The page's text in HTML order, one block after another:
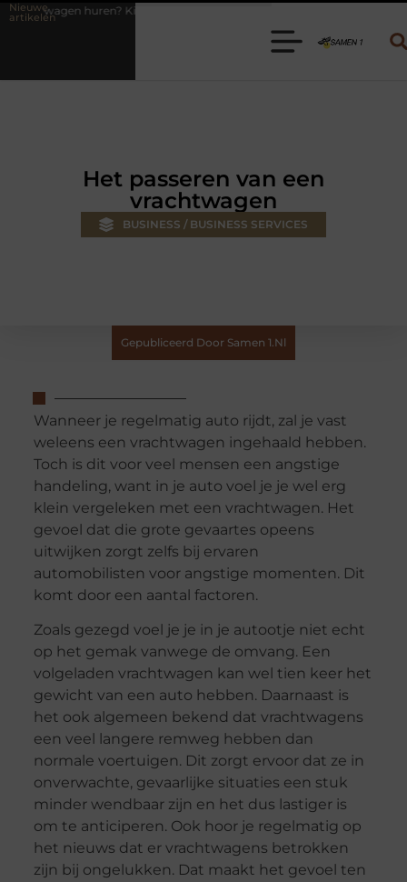
Nieuwe
artikelen
Kies de juiste aanhanger voor jouw klus
Het passeren van een
vrachtwagen
BUSINESS / BUSINESS SERVICES
Gepubliceerd Door Samen 1.nl
Wanneer je regelmatig auto rijdt, zal je vast
weleens een vrachtwagen ingehaald hebben.
Toch is dit voor veel mensen een angstige
handeling, want in je auto voel je je wel erg
klein vergeleken met een vrachtwagen. Het
gevoel dat die grote gevaartes opeens
uitwijken zorgt zelfs bij ervaren
automobilisten voor angstige momenten. Dit
komt door een aantal factoren.
Zoals gezegd voel je je in je autootje niet echt
op het gemak vanwege de omvang. Een
volgeladen vrachtwagen kan wel tien keer het
gewicht van een auto hebben. Daarnaast is
het ook algemeen bekend dat vrachtwagens
een veel langere remweg hebben dan
normale voertuigen. Dit zorgt ervoor dat ze in
onverwachte, gevaarlijke situaties een stuk
minder wendbaar zijn en het dus lastiger is
om te anticiperen. Ook hoor je regelmatig op
het nieuws dat er vrachtwagens betrokken
zijn bij ongelukken. Dat maakt het gevoel ten